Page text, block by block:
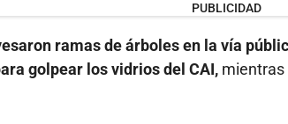
PUBLICIDAD
ramas de árboles en la vía
golpear los vidrios del CAI,